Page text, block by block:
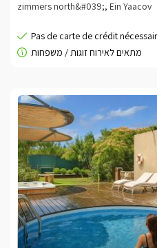
zimmers north&#039;, Ein Yaacov